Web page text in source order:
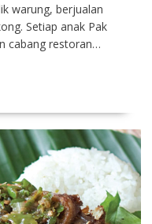
warung, berjualan
Setiap anak Pak
cabang restoran…